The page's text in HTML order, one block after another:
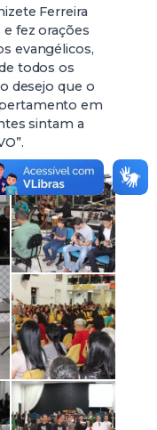
Ferreira
fez orações
evangélicos,
todos os
desejo que o
em
sintam a